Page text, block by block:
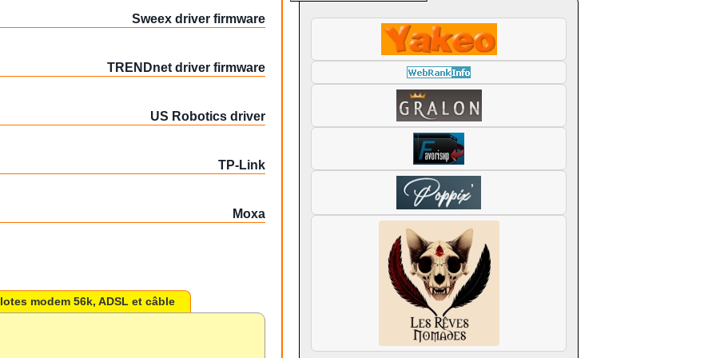
Sweex driver firmware
TRENDnet driver firmware
US Robotics driver
TP-Link
Moxa
modem 56k, ADSL et câble